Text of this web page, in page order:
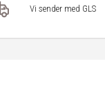
Vi sender med GLS